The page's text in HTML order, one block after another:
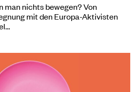
man nichts bewegen? Von
mit den Europa-Aktivisten